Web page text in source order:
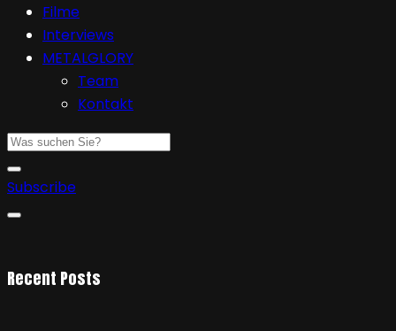
Filme
Interviews
METALGLORY
Team
Kontakt
Subscribe
Recent Posts